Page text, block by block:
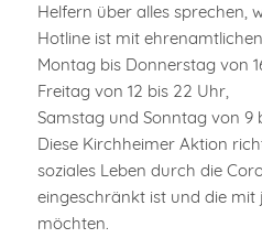
Helfern über alles sprechen,
Hotline ist mit
Montag bis Donnerstag von
Freitag von 12 bis 22 Uhr,
Samstag und Sonntag von 9
Diese Kirchheimer Aktion
soziales Leben durch die
eingeschränkt ist und die mit
möchten.